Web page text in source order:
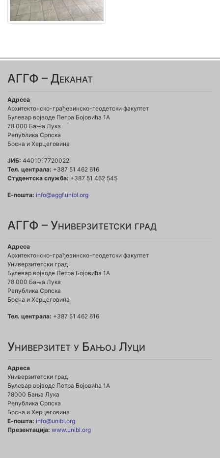
АГГФ – Деканат
Адреса
Архитектонско-грађевинско-геодетски факултет
Булевар војводе Петра Бојовића 1A
78 000 Бања Лука
Република Српска
Босна и Херцеговина
ЈИБ: 4401017720022
Тел. централа: +387 51 462 616
Студентска служба: +387 51 462 545
Е-пошта: info@aggf.unibl.org
АГГФ – Универзитетски град
Адреса
Архитектонско-грађевинско-геодетски факултет
Универзитетски град
Булевар војводе Петра Бојовића 1A
78 000 Бања Лука
Република Српска
Босна и Херцеговина
Тел. централа: +387 51 462 616
Универзитет у Бањој Луци
Адреса
Универзитетски град
Булевар војводе Петра Бојовића 1А
78000 Бања Лука
Република Српска
Босна и Херцеговина
Е-пошта: info@unibl.org
Презентација: www.unibl.org